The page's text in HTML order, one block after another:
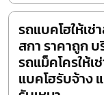
รถแบคโฮให้เช่
สกา ราคาถูก บ
รถแม็คโครให้เ
แบคโฮรับจ้าง